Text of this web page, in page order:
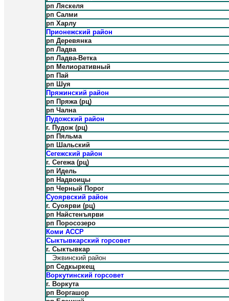
рп Ляскеля
рп Салми
рп Харлу
Прионежский район
рп Деревянка
рп Ладва
рп Ладва-Ветка
рп Мелиоративный
рп Пай
рп Шуя
Пряжинский район
рп Пряжа (рц)
рп Чална
Пудожский район
г. Пудож (рц)
рп Пяльма
рп Шальский
Сегежский район
г. Сегежа (рц)
рп Идель
рп Надвоицы
рп Черный Порог
Суоярвский район
г. Суоярви (рц)
рп Найстенъярви
рп Поросозеро
Коми АССР
Сыктывкарский горсовет
г. Сыктывкар
Эжвинский район
рп Седкыркещ
Воркутинский горсовет
г. Воркута
рп Воргашор